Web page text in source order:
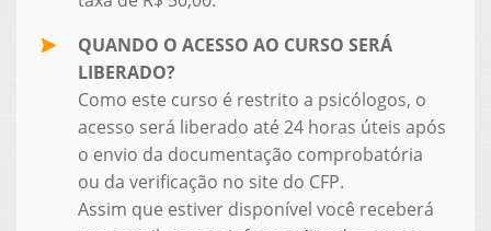
QUANDO O ACESSO AO CURSO SERÁ
LIBERADO?
Como este curso é restrito a psicólogos, o
acesso será liberado até 24 horas úteis após
o envio da documentação comprobatória
ou da verificação no site do CFP.
Assim que estiver disponível você receberá